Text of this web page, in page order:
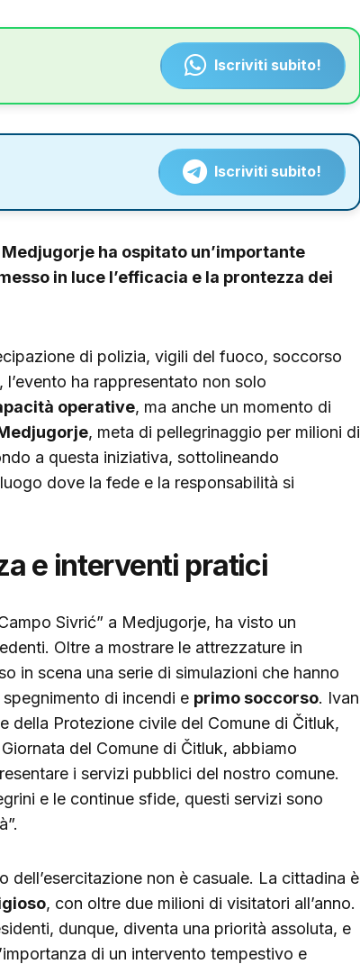
Iscriviti subito!
Iscriviti subito!
ha ospitato un’importante
in luce l’efficacia e la prontezza dei
di polizia, vigili del fuoco, soccorso
ha rappresentato non solo
operative, ma anche un momento di
, meta di pellegrinaggio per milioni di
a questa iniziativa, sottolineando
dove la fede e la responsabilità si
e interventi pratici
Sivrić” a Medjugorje, ha visto un
Oltre a mostrare le attrezzature in
in scena una serie di simulazioni che hanno
spegnimento di incendi e primo soccorso. Ivan
della Protezione civile del Comune di Čitluk,
del Comune di Čitluk, abbiamo
i servizi pubblici del nostro comune.
e le continue sfide, questi servizi sono
dell’esercitazione non è casuale. La cittadina è
, con oltre due milioni di visitatori all’anno.
dunque, diventa una priorità assoluta, e
di un intervento tempestivo e